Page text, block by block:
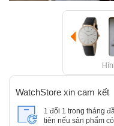
WatchStore xin cam kết
1 đổi 1 trong tháng
tiên nếu sản phẩm